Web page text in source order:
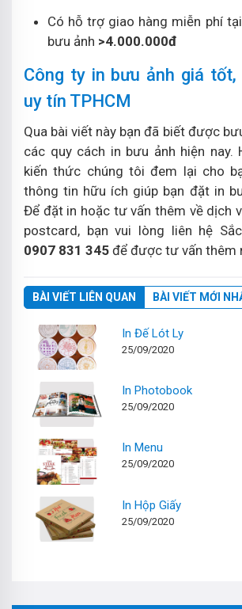
Có hỗ trợ giao hàng miễn phí
bưu ảnh >4.000.000đ
Công ty in bưu ảnh giá tốt,
uy tín TPHCM
Qua bài viết này bạn đã biết được
các quy cách in bưu ảnh hiện nay.
kiến thức chúng tôi đem lại cho
thông tin hữu ích giúp bạn đặt in
Để đặt in hoặc tư vấn thêm về dịch
postcard, bạn vui lòng liên hệ
0907 831 345 để được tư vấn thêm
BÀI VIẾT LIÊN QUAN BÀI VIẾT MỚI
In Đế Lót Ly
25/09/2020
In Photobook
25/09/2020
In Menu
25/09/2020
In Hộp Giấy
25/09/2020